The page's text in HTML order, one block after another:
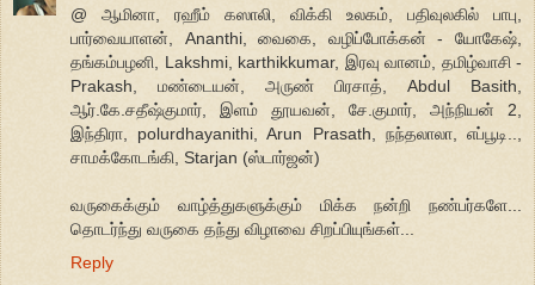
@ ஆமினா, ரஹீம் கஸாலி, விக்கி உலகம், பதிவுலகில் பாபு,
பார்வையாளன், Ananthi, வைகை, வழிப்போக்கன் - யோகேஷ்,
தங்கம்பழனி, Lakshmi, karthikkumar, இரவு வானம், தமிழ்வாசி -
Prakash, மண்டையன், அருண் பிரசாத், Abdul Basith,
ஆர்.கே.சதீஷ்குமார், இளம் தூயவன், சே.குமார், அந்நியன் 2,
இந்திரா, polurdhayanithi, Arun Prasath, நந்தலாலா, எப்பூடி..,
சாமக்கோடங்கி, Starjan (ஸ்டார்ஜன்)
வருகைக்கும் வாழ்த்துகளுக்கும் மிக்க நன்றி நண்பர்களே...
தொடர்ந்து வருகை தந்து விழாவை சிறப்பியுங்கள்...
Reply